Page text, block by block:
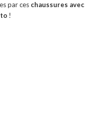
par ces chaussures avec
!